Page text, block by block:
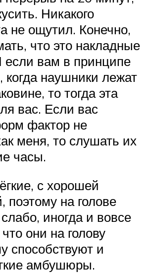
Никакого
не ощутил. Конечно,
что это накладные
вам в принципе
когда наушники лежат
то тогда эта
вас. Если вас
фактор не
меня, то слушать их
часы.
с хорошей
поэтому на голове
иногда и вовсе
они на голову
способствуют и
амбушюры.